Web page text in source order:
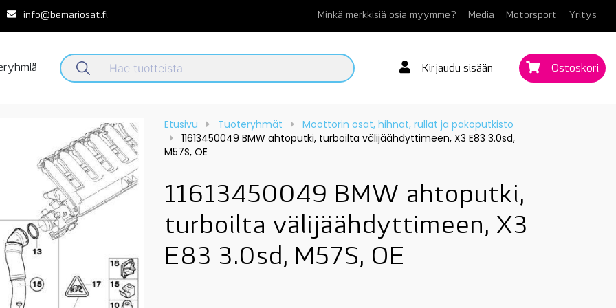
info@bemariosat.fi Minkä merkkisiä osia myymme? Media Motorsport Yritys
Kirjaudu sisään Ostoskori
Etusivu Tuoteryhmät
Moottorin osat, hihnat, rullat ja pakoputkisto
11613450049 BMW ahtoputki, turboilta välijäähdyttimeen, X3 E83 3.0sd,
M57S, OE
11613450049 BMW ahtoputki,
turboilta välijäähdyttimeen, X3
E83 3.0sd, M57S, OE